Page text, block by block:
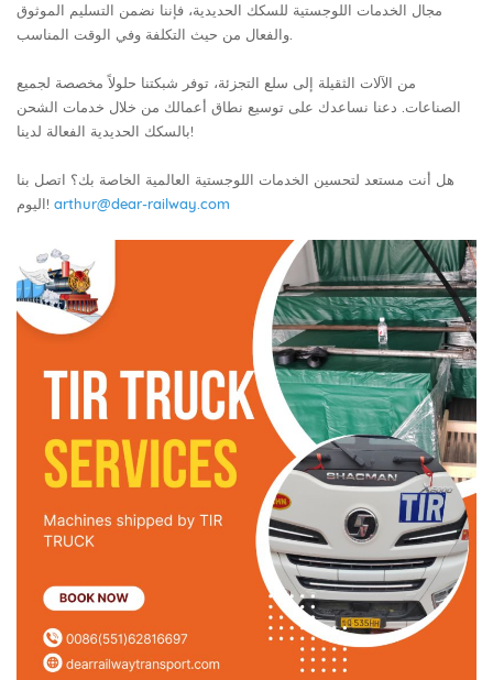
مجال الخدمات اللوجستية للسكك الحديدية، فإننا نضمن التسليم الموثوق
من الآلات الثقيلة إلى سلع التجزئة، توفر شبكتنا حلولاً مخصصة لجميع
الصناعات. دعنا نساعدك على توسيع نطاق أعمالك من خلال خدمات الشحن
بالسكك الحديدية الفعالة لدينا!
هل أنت مستعد لتحسين الخدمات اللوجستية العالمية الخاصة بك؟ اتصل بنا
اليوم! arthur@dear-railway.com